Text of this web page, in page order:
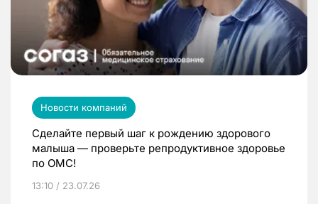
Новости компаний
Сделайте первый шаг к рождению здорового
малыша — проверьте репродуктивное здоровье
по ОМС!
13:10 / 23.07.26